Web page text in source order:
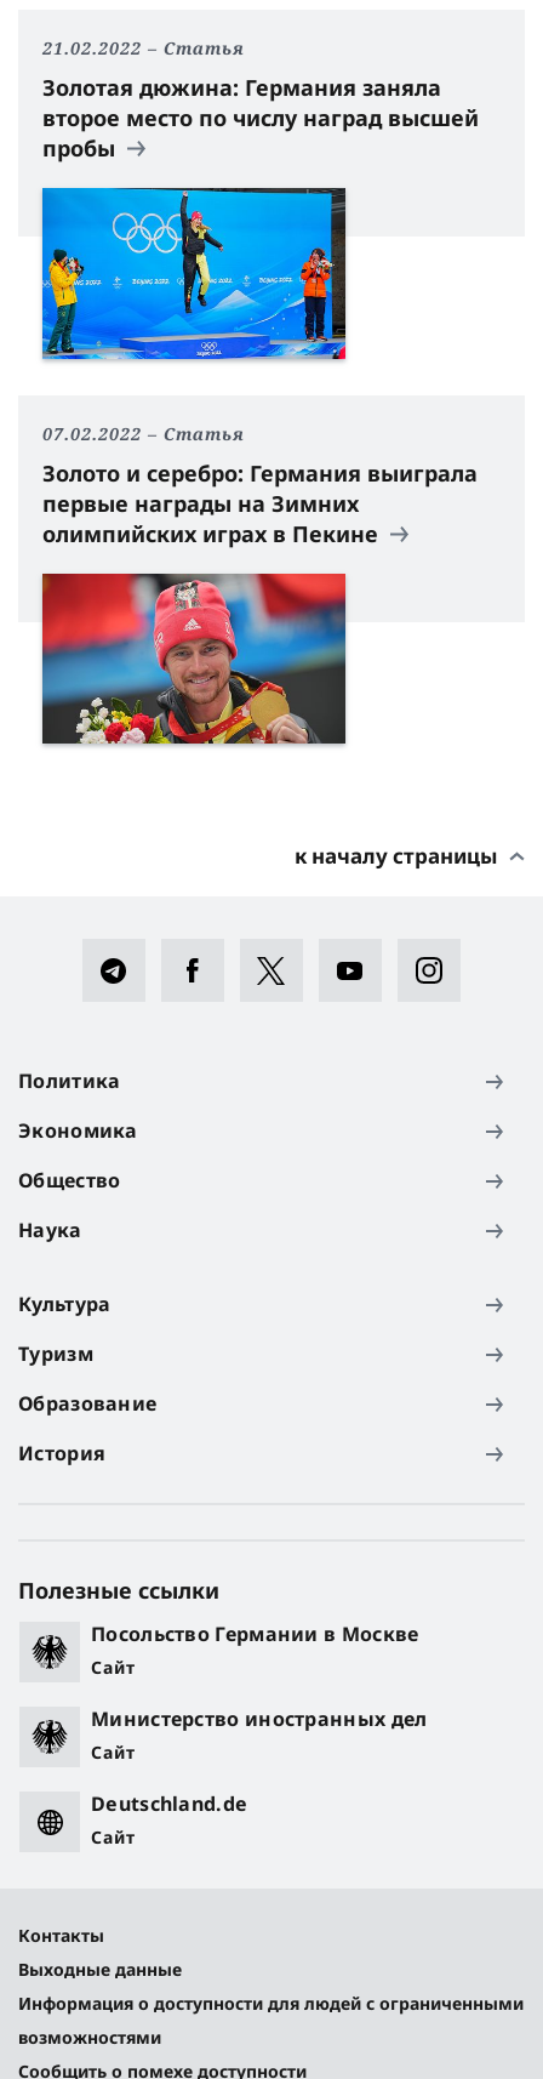
21.02.2022 Статья
Золотая дюжина: Германия заняла
второе место по числу наград высшей
пробы
07.02.2022 Статья
Золото и серебро: Германия выиграла
первые награды на Зимних
олимпийских играх в Пекине
к началу страницы
Политика
Экономика
Общество
Наука
Культура
Туризм
Образование
История
Полезные ссылки
Посольство Германии в Москве
Сайт
Министерство иностранных дел
Сайт
Deutschland.de
Сайт
Контакты
Выходные данные
Информация о доступности для людей с ограниченными
возможностями
Сообщить о помехе доступности